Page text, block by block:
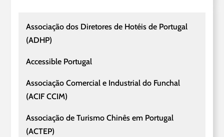
Associação dos Diretores de Hotéis de Portugal
(ADHP)
Accessible Portugal
Associação Comercial e Industrial do Funchal
(ACIF CCIM)
Associação de Turismo Chinês em Portugal
(ACTEP)